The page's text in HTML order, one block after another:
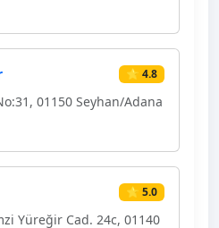
⭐ 4.8
01150 Seyhan/Adana
⭐ 5.0
Yüreğir Cad. 24c, 01140